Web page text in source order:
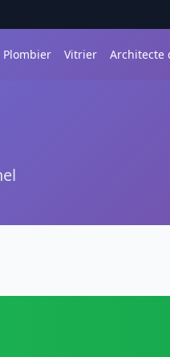
Plombier Vitrier Architecte